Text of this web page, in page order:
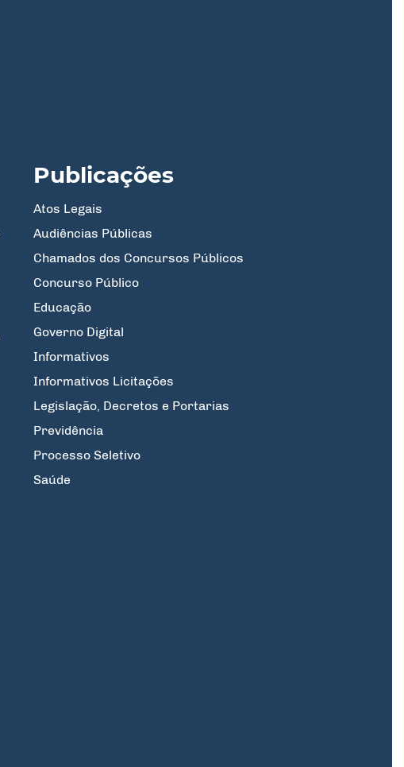
Publicações
Atos Legais
Audiências Públicas
Chamados dos Concursos Públicos
Concurso Público
Educação
Governo Digital
Informativos
Informativos Licitações
Legislação, Decretos e Portarias
Previdência
Processo Seletivo
Saúde